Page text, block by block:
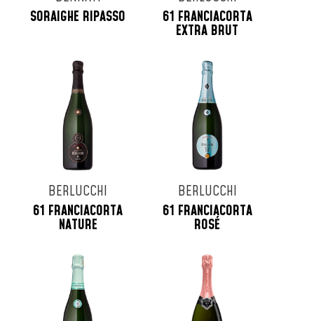
SORAIGHE RIPASSO
61 FRANCIACORTA
EXTRA BRUT
BERLUCCHI
61 FRANCIACORTA
NATURE
BERLUCCHI
61 FRANCIACORTA
ROSÉ